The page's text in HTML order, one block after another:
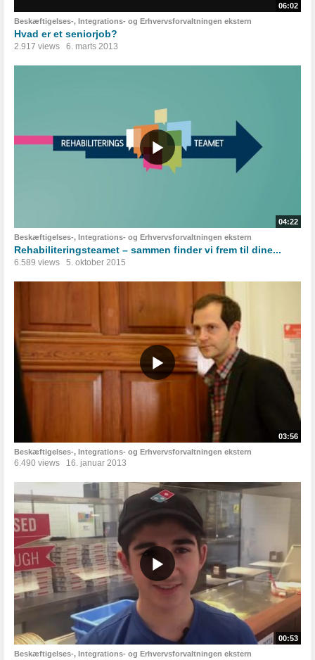
06:02
Beskæftigelses-, Integrations- og Erhvervsforvaltningen ekstern
Hvad er et seniorjob?
2.917 views 6. marts 2013
04:22
Beskæftigelses-, Integrations- og Erhvervsforvaltningen ekstern
Rehabiliteringsteamet – sammen finder vi frem til dine...
6.589 views 5. oktober 2015
03:56
Beskæftigelses-, Integrations- og Erhvervsforvaltningen ekstern
6.490 views 16. januar 2013
00:53
Beskæftigelses-, Integrations- og Erhvervsforvaltningen ekstern